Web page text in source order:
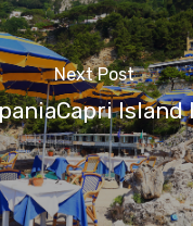
Next Post
Island